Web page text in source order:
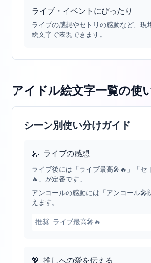
ライブ・イベントにぴったり
ライブの感想やセトリの感動など、現
絵文字で表現できます。
アイドル絵文字一覧の使
シーン別使い分けガイド
🎤 ライブの感想
ライブ後には「ライブ最高🎤🔥」「セ
🔥」が定番です。
アンコールの感動には「アンコール
えます。
推奨: ライブ最高🎤🔥
💖 推しへの愛を伝える